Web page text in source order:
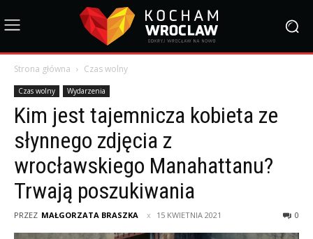
Strona główna Czas wolny
Czas wolny Wydarzenia
Kim jest tajemnicza kobieta ze
słynnego zdjęcia z
wrocławskiego Manahattanu?
Trwają poszukiwania
PRZEZ MAŁGORZATA BRASZKA 15 KWIETNIA 2021 0